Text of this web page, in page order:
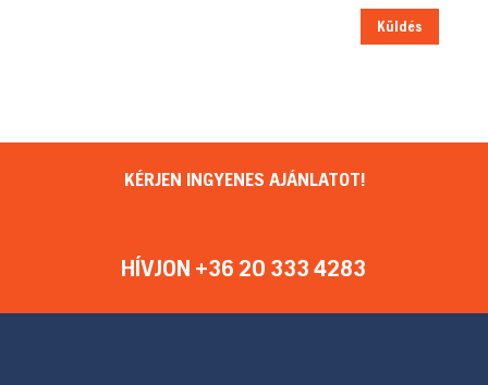
Küldés
KÉRJEN INGYENES AJÁNLATOT!
HÍVJON +36 20 333 4283